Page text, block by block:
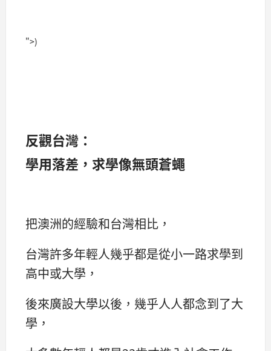
">)
反觀台灣：
學用落差，求學像無頭蒼蠅
把澳洲的經驗和台灣相比，
台灣許多年輕人幾乎都是從小一路求學到
高中或大學，
後來廣設大學以後，幾乎人人都念到了大
學，